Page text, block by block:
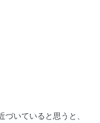
いていると思うと、